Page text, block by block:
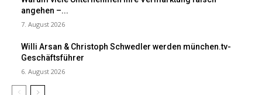
angehen –...
7. August 2026
Willi Arsan & Christoph Schwedler werden münchen.tv-
Geschäftsführer
6. August 2026